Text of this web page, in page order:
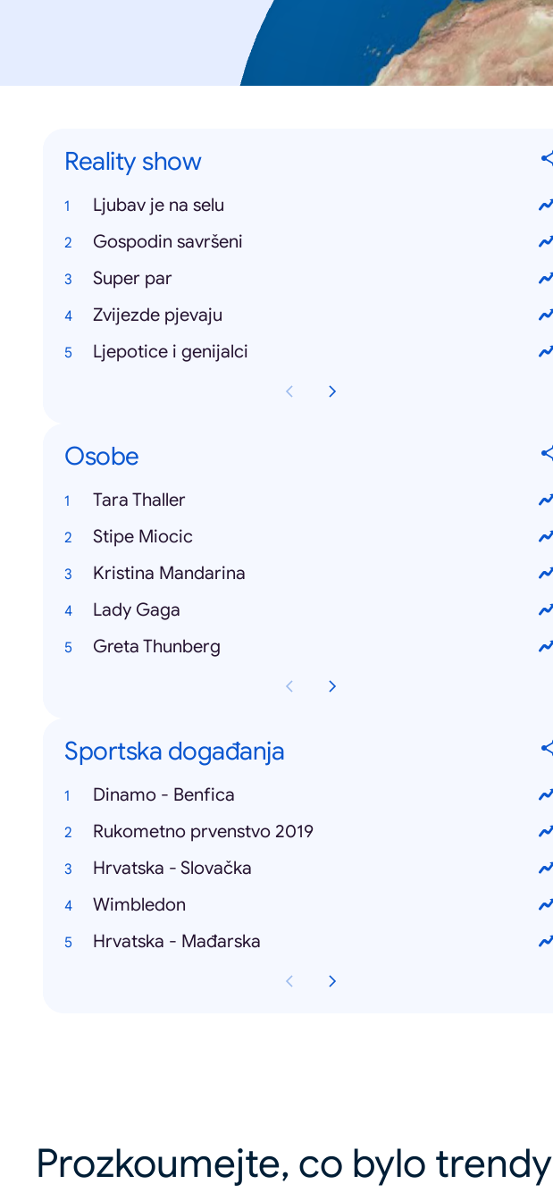
Reality show
Ljubav je na selu
Gospodin savršeni
Super par
Zvijezde pjevaju
Ljepotice i genijalci
Osobe
Tara Thaller
Stipe Miocic
Kristina Mandarina
Lady Gaga
Greta Thunberg
Sportska događanja
Dinamo - Benfica
Rukometno prvenstvo 2019
Hrvatska - Slovačka
Wimbledon
Hrvatska - Mađarska
Prozkoumejte, co bylo trendy